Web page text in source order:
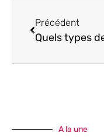
Précédent
A la une